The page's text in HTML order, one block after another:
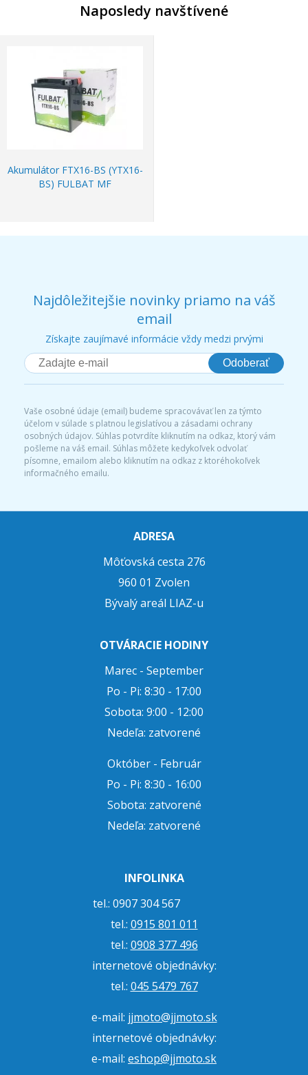
Naposledy navštívené
Akumulátor FTX16-BS (YTX16-
BS) FULBAT MF
Najdôležitejšie novinky priamo na váš
email
Získajte zaujímavé informácie vždy medzi prvými
Odoberať
Vaše osobné údaje (email) budeme spracovávať len za týmto
účelom v súlade s platnou legislatívou a zásadami ochrany
osobných údajov. Súhlas potvrdíte kliknutím na odkaz, ktorý vám
pošleme na váš email. Súhlas môžete kedykoľvek odvolať
písomne, emailom alebo kliknutím na odkaz z ktoréhokoľvek
informačného emailu.
ADRESA
Môťovská cesta 276
960 01 Zvolen
Bývalý areál LIAZ-u
OTVÁRACIE HODINY
Marec - September
Po - Pi: 8:30 - 17:00
Sobota: 9:00 - 12:00
Nedeľa: zatvorené
Október - Február
Po - Pi: 8:30 - 16:00
Sobota: zatvorené
Nedeľa: zatvorené
INFOLINKA
tel.: 0907 304 567
tel.: 0915 801 011
tel.: 0908 377 496
internetové objednávky:
tel.: 045 5479 767
e-mail: jjmoto@jjmoto.sk
internetové objednávky:
e-mail: eshop@jjmoto.sk